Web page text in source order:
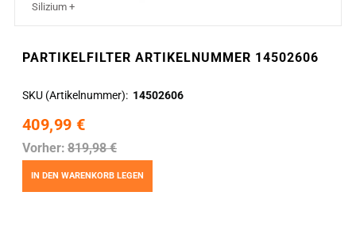
Silizium +
PARTIKELFILTER ARTIKELNUMMER 14502606
SKU (Artikelnummer) 14502606
409,99 €
Vorher: 819,98 €
IN DEN WARENKORB LEGEN